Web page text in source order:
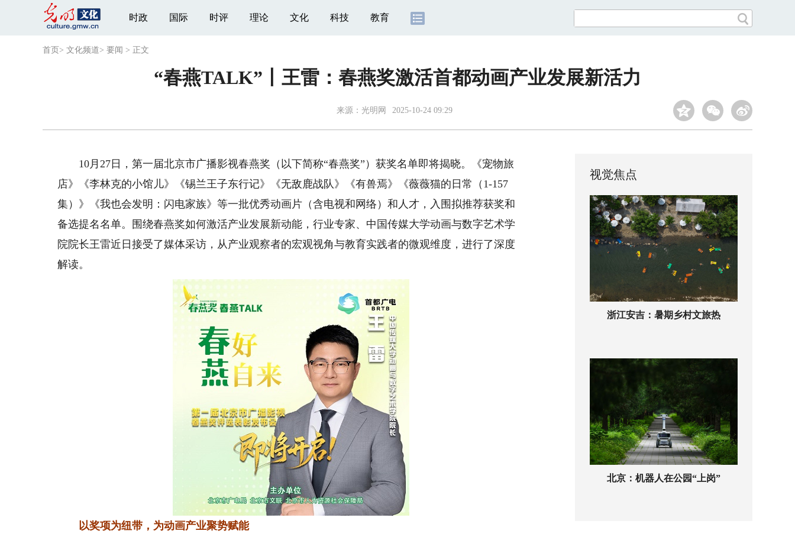
时政 国际 时评 理论 文化 科技 教育
首页 > 文化频道> 要闻 > 正文
“春燕TALK”丨王雷：春燕奖激活首都动画产业发展新活力
来源： 光明网 2025-10-24 09:29
10月27日，第一届北京市广播影视春燕奖（以下简称“春燕奖”）获奖名单即将揭晓。《宠物旅
店》《李林克的小馆儿》《锡兰王子东行记》《无敌鹿战队》《有兽焉》《薇薇猫的日常（1-157
集）》《我也会发明：闪电家族》等一批优秀动画片（含电视和网络）和人才，入围拟推荐获奖和
备选提名名单。围绕春燕奖如何激活产业发展新动能，行业专家、中国传媒大学动画与数字艺术学
院院长王雷近日接受了媒体采访，从产业观察者的宏观视角与教育实践者的微观维度，进行了深度
解读。
以奖项为纽带，为动画产业聚势赋能
视觉焦点
浙江安吉：暑期乡村文旅热
北京：机器人在公园“上岗”